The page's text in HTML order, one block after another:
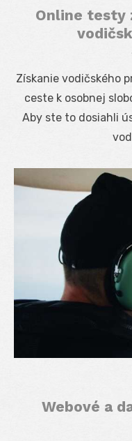
Online testy
Získanie vodičského
ceste k osobnej
Aby ste to dosiahli
Webové a